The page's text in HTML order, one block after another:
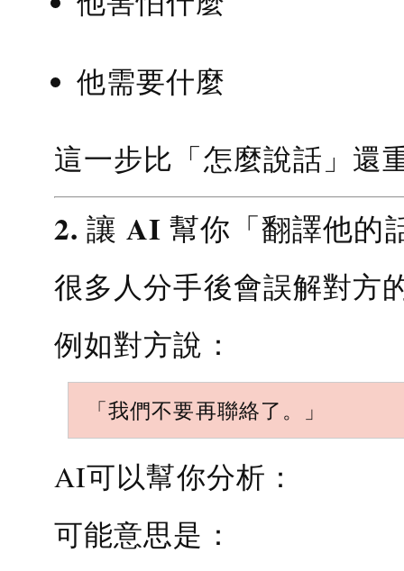
他需要什麼
這一步比「怎麼說話」還
2. 讓 AI 幫你「翻譯他的
很多人分手後會誤解對方
例如對方說：
「我們不要再聯絡了。」
AI可以幫你分析：
可能意思是：